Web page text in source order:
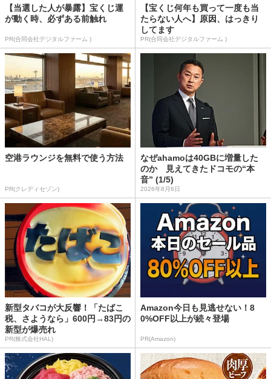
【当選した人が暴露】宝くじ運
が動く時、必ずある前触れ
PR(合同会社デジタルファーム )
【宝くじ何年も買って一度も当
たらない人へ】原因、はっきり
してます
PR(合同会社デジタルファーム )
空港ラウンジを無料で使う方法
PR(クレディセゾン)
なぜahamoは40GBに増量した
のか 見えてきたドコモの“本
音” (1/5)
2026年8月6日
新型タバコが大反響！「たばこ
税、さようなら」600円→83円の
新型が爆売れ
PR(株式会社HAL)
Amazon今日も見逃せない！8
0%OFF以上が続々登場
PR(Amazon)